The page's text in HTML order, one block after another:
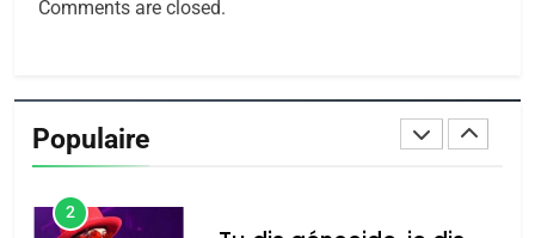
Comments are closed.
Populaire
2